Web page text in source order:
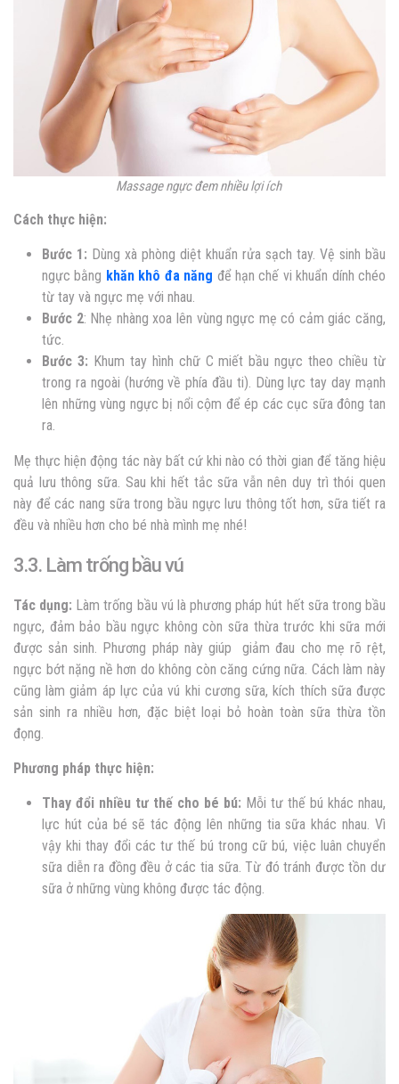
Massage ngực đem nhiều lợi ích
Cách thực hiện:
Bước 1: Dùng xà phòng diệt khuẩn rửa sạch tay. Vệ sinh bầu
ngực bằng khăn khô đa năng để hạn chế vi khuẩn dính chéo
từ tay và ngực mẹ với nhau.
Bước 2: Nhẹ nhàng xoa lên vùng ngực mẹ có cảm giác căng,
tức.
Bước 3: Khum tay hình chữ C miết bầu ngực theo chiều từ
trong ra ngoài (hướng về phía đầu ti). Dùng lực tay day mạnh
lên những vùng ngực bị nổi cộm để ép các cục sữa đông tan
ra.
Mẹ thực hiện động tác này bất cứ khi nào có thời gian để tăng hiệu
quả lưu thông sữa. Sau khi hết tắc sữa vẫn nên duy trì thói quen
này để các nang sữa trong bầu ngực lưu thông tốt hơn, sữa tiết ra
đều và nhiều hơn cho bé nhà mình mẹ nhé!
3.3. Làm trống bầu vú
Tác dụng: Làm trống bầu vú là phương pháp hút hết sữa trong bầu
ngực, đảm bảo bầu ngực không còn sữa thừa trước khi sữa mới
được sản sinh. Phương pháp này giúp giảm đau cho mẹ rõ rệt,
ngực bớt nặng nề hơn do không còn căng cứng nữa. Cách làm này
cũng làm giảm áp lực của vú khi cương sữa, kích thích sữa được
sản sinh ra nhiều hơn, đặc biệt loại bỏ hoàn toàn sữa thừa tồn
đọng.
Phương pháp thực hiện:
Thay đổi nhiều tư thế cho bé bú: Mỗi tư thế bú khác nhau,
lực hút của bé sẽ tác động lên những tia sữa khác nhau. Vì
vậy khi thay đổi các tư thế bú trong cữ bú, việc luân chuyển
sữa diễn ra đồng đều ở các tia sữa. Từ đó tránh được tồn dư
sữa ở những vùng không được tác động.